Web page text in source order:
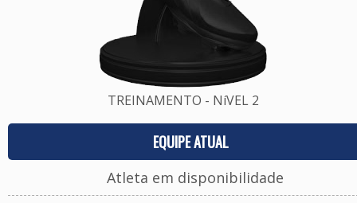
TREINAMENTO - NíVEL 2
EQUIPE ATUAL
Atleta em disponibilidade